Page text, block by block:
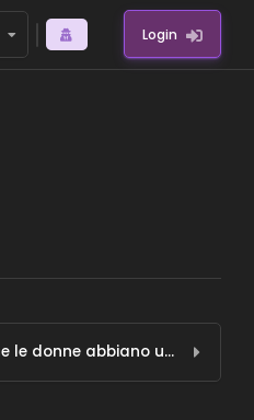
Login
Pensi che le donne abbiano una buona situazione nelle STEM nel tuo paese?